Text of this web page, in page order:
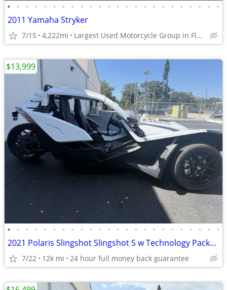
• • • • • • • • • • • • • • • • • • • • • • • •
2011 Yamaha Stryker
7/15 4,222mi Largest Used Motorcycle Group in Florida
• • • • • • • • • • • • • • • • • • • • • • • •
2021 Polaris Slingshot Slingshot S w Technology Package I
7/22 12k mi 24 hour full money back guarantee
$13,999